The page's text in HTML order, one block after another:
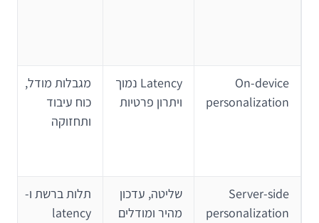
On-device
personalization
Latency נמוך
ויתרון פרטיות
מגבלות מודל,
כוח עיבוד
ותחזוקה
Server-side
personalization
שליטה, עדכון
מהיר ומודלים
תלות ברשת ו-
latency